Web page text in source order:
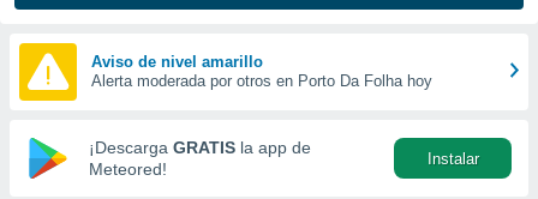
las
y
forma
digital
basada
Aviso de nivel amarillo
Alerta moderada por otros en Porto Da Folha hoy
¡Descarga GRATIS la app de
Meteored!
Instalar